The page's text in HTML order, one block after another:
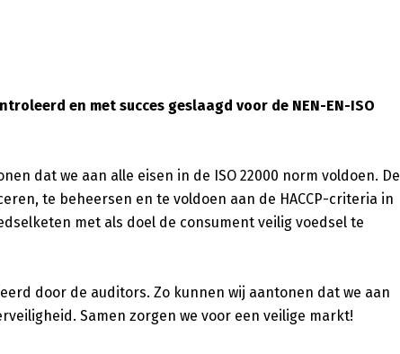
en met succes geslaagd voor de NEN-EN-ISO
dat we aan alle eisen in de ISO 22000 norm voldoen. De
te beheersen en te voldoen aan de HACCP-criteria in
met als doel de consument veilig voedsel te
door de auditors. Zo kunnen wij aantonen dat we aan
Samen zorgen we voor een veilige markt!